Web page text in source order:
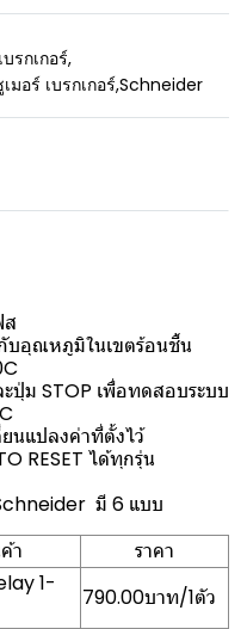
รกเกอร์,
มอร์ เบรกเกอร์,Schneider
ส
บอุณหภูมิในเขตร้อนชื้น
ปุ่ม STOP เพื่อทดสอบระบบ
นแปลงค่าที่ตั้งไว้
RESET ได้ทุกรุ่น
มี 6 แบบ
า
ราคา
1-
790.00บาท/1ตัว